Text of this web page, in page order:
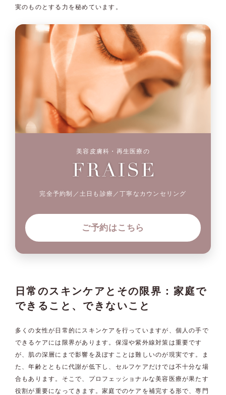
実のものとする力を秘めています。
美容皮膚科・再生医療の
完全予約制／土日も診療／丁寧なカウンセリング
ご予約はこちら
日常のスキンケアとその限界：家庭で
できること、できないこと
多くの女性が日常的にスキンケアを行っていますが、個人の手で
できるケアには限界があります。保湿や紫外線対策は重要です
が、肌の深層にまで影響を及ぼすことは難しいのが現実です。ま
た、年齢とともに代謝が低下し、セルフケアだけでは不十分な場
合もあります。そこで、プロフェッショナルな美容医療が果たす
役割が重要になってきます。家庭でのケアを補完する形で、専門